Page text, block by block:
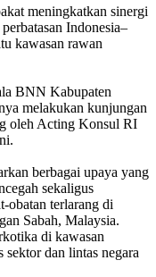
meningkatkan sinergi
Indonesia–
kawasan rawan
BNN Kabupaten
melakukan kunjungan
oleh Acting Konsul RI
berbagai upaya yang
sekaligus
obatan terlarang di
Sabah, Malaysia.
di kawasan
sektor dan lintas negara